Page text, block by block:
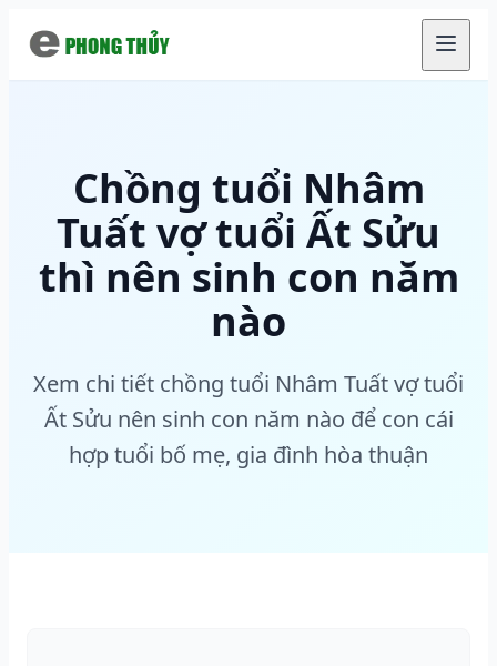
Chồng tuổi Nhâm
Tuất vợ tuổi Ất Sửu
thì nên sinh con năm
nào
Xem chi tiết chồng tuổi Nhâm Tuất vợ tuổi
Ất Sửu nên sinh con năm nào để con cái
hợp tuổi bố mẹ, gia đình hòa thuận